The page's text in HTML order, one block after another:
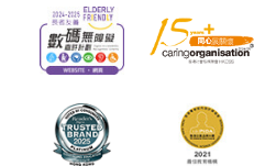
请一经批准，学员须缴付
学院对邮递失误而遗失的
人资料，概不负责。
若学员有意申请付款证
上足够邮资的回邮信封、
每张收据申请费用为港币